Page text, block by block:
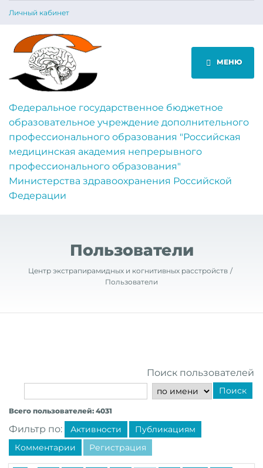
Личный кабинет
МЕНЮ
Федеральное государственное бюджетное
образовательное учреждение дополнительного
профессионального образования "Российская
медицинская академия непрерывного
профессионального образования"
Министерства здравоохранения Российской
Федерации
Пользователи
Центр экстрапирамидных и когнитивных расстройств
Пользователи
Поиск пользователей
Поиск
Всего пользователей: 4031
Фильтр по: Активности
Публикациям
Комментарии
Регистрация